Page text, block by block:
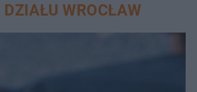
WROCŁAW